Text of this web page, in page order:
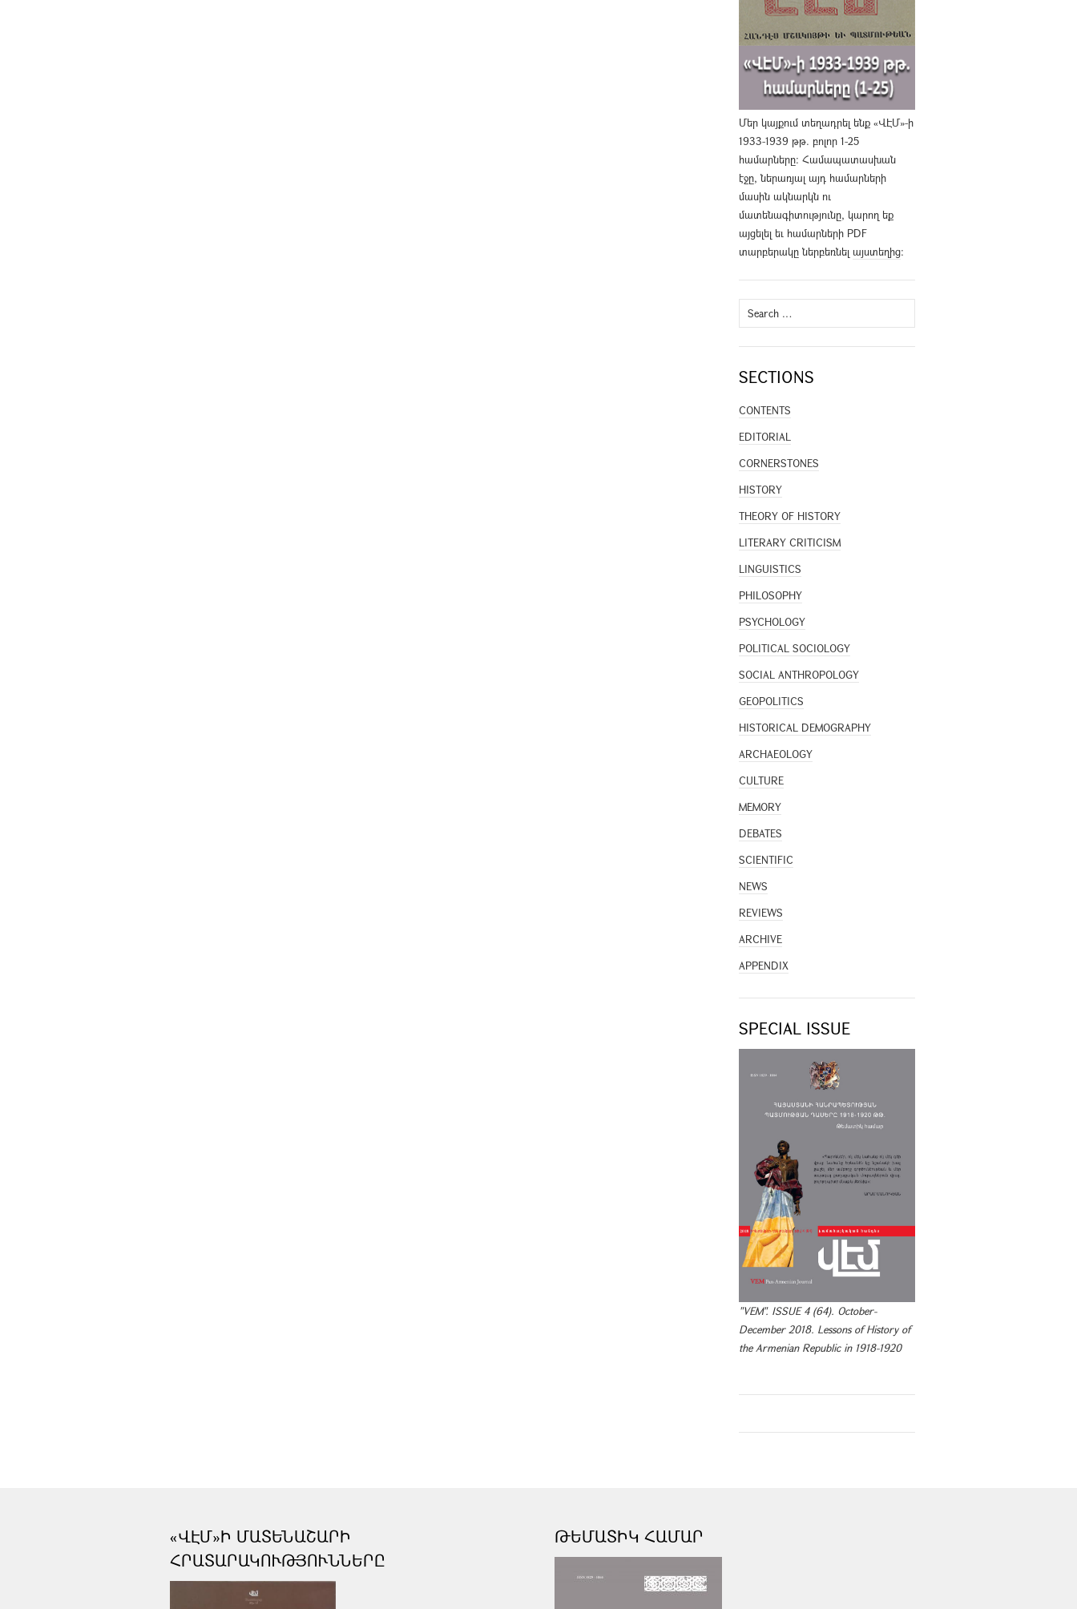
Մեր կայքում տեղադրել ենք «ՎԷՄ»-ի
1933-1939 թթ. բոլոր 1-25
համարները։ Համապատասխան
էջը, ներառյալ այդ համարների
մասին ակնարկն ու
մատենագիտությունը, կարող եք
այցելել եւ համարների PDF
տարբերակը ներբեռնել այստեղից։
Search
for:
SECTIONS
CONTENTS
EDITORIAL
CORNERSTONES
HISTORY
THEORY OF HISTORY
LITERARY CRITICISM
LINGUISTICS
PHILOSOPHY
PSYCHOLOGY
POLITICAL SOCIOLOGY
SOCIAL ANTHROPOLOGY
GEOPOLITICS
HISTORICAL DEMOGRAPHY
ARCHAEOLOGY
CULTURE
MEMORY
DEBATES
SCIENTIFIC
NEWS
REVIEWS
ARCHIVE
APPENDIX
SPECIAL ISSUE
"VEM". ISSUE 4 (64). October-
December 2018. Lessons of History of
the Armenian Republic in 1918-1920
«ՎԷՄ»Ի ՄԱՏԵՆԱՇԱՐԻ
ՀՐԱՏԱՐԱԿՈՒԹՅՈՒՆՆԵՐԸ
ԹԵՄԱՏԻԿ ՀԱՄԱՐ